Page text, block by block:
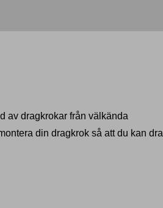
av dragkrokar från välkända
din dragkrok så att du kan dra